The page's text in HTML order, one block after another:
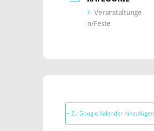
Veranstaltunge
n/Feste
+ Zu Google Kalender hinzufügen